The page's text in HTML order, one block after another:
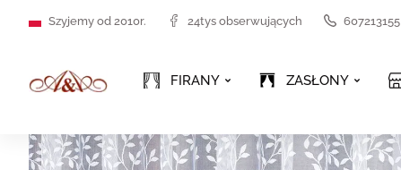
Szyjemy od 2010r. 24tys obserwujących 607213155
FIRANY ZASŁONY